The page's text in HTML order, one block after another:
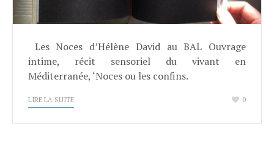
Les Noces d’Hélène David au BAL Ouvrage
intime, récit sensoriel du vivant en
Méditerranée, ‘Noces ou les confins.
LIRE LA SUITE 0